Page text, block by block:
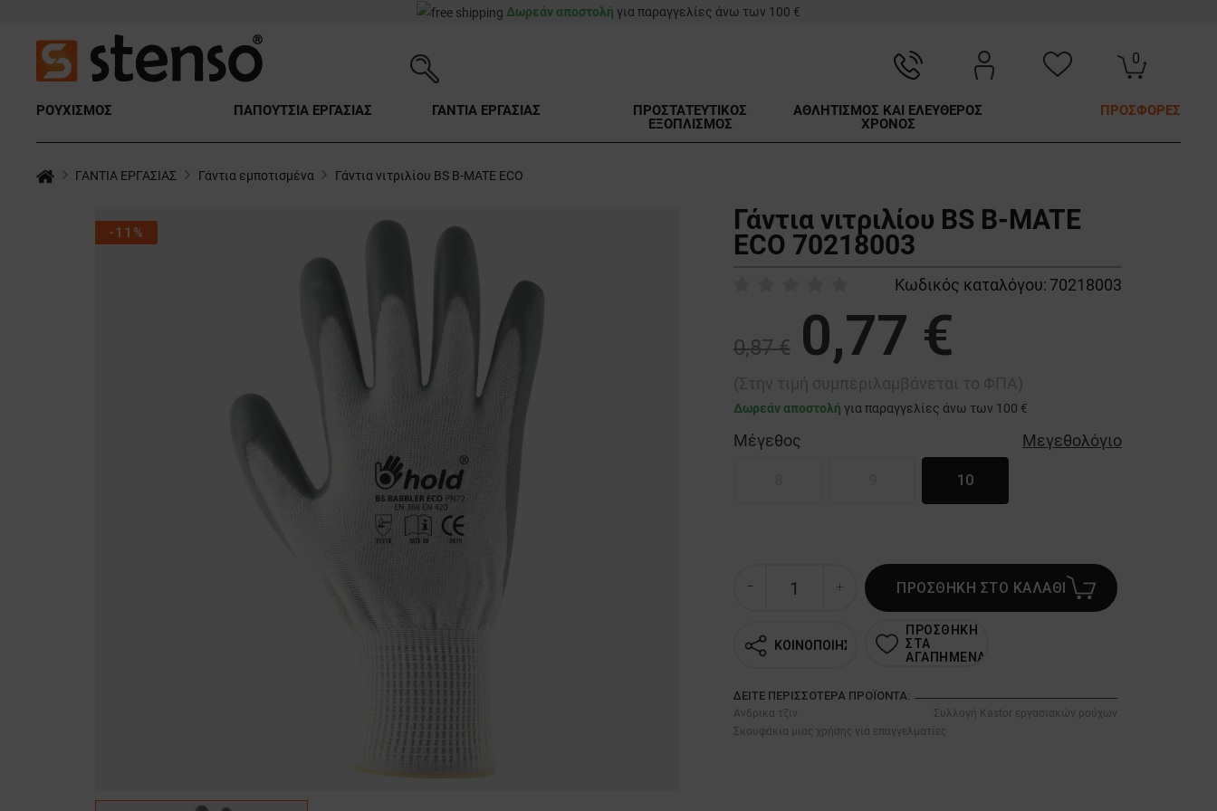
Δωρεάν αποστολή για παραγγελίες άνω των 100 €
0
ΡΟΥΧΙΣΜΟΣ ΠΑΠΟΥΤΣΙΑ ΕΡΓΑΣΙΑΣ ΓΑΝΤΙΑ ΕΡΓΑΣΙΑΣ
ΠΡΟΣΤΑΤΕΥΤΙΚΟΣ
ΕΞΟΠΛΙΣΜΟΣ
ΑΘΛΗΤΙΣΜΟΣ ΚΑΙ ΕΛΕΥΘΕΡΟΣ
ΧΡΟΝΟΣ
ΠΡΟΣΦΟΡΕΣ
ΓΑΝΤΙΑ ΕΡΓΑΣΙΑΣ Γάντια εμποτισμένα Γάντια νιτριλίου BS B-MATE ECO
-11%
Γάντια νιτριλίου BS B-MATE
ECO 70218003
Κωδικός καταλόγου: 70218003
0,87 € 0,77 €
Δωρεάν αποστολή για παραγγελίες άνω των 100 €
Μέγεθος Μεγεθολόγιο
10
ΠΡΟΣΘΗΚΗ ΣΤΟ ΚΑΛΑΘΙ
ΚΟΙΝΟΠΟΙΗΣΗ
ΠΡΟΣΘΗΚΗ
ΣΤΑ
ΑΓΑΠΗΜΕΝΑ
ΔΕΊΤΕ ΠΕΡΙΣΣΌΤΕΡΑ ΠΡΟΪΌΝΤΑ:
Ανδρικα τζιν
Συλλογή Kastor εργασιακών ρούχων
Σκουφάκια μιας χρήσης για επαγγελματίες